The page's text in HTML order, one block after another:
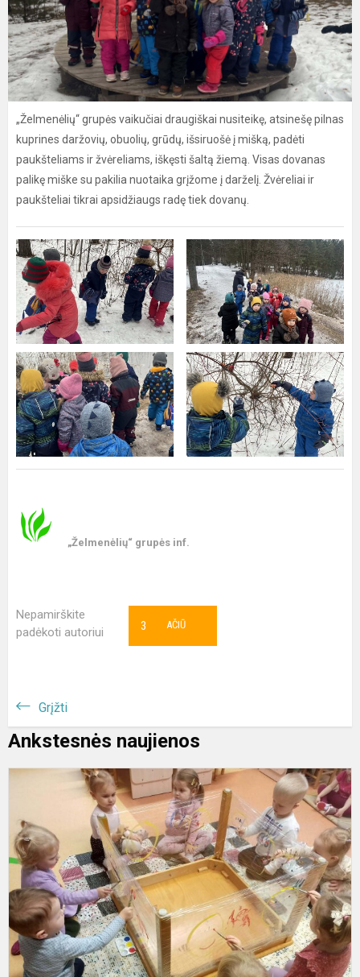
„Želmenėlių“ grupės vaikučiai draugiškai nusiteikę, atsinešę pilnas
kuprines daržovių, obuolių, grūdų, išsiruošė į mišką, padėti
paukšteliams ir žvėreliams, iškęsti šaltą žiemą. Visas dovanas
palikę miške su pakilia nuotaika grįžome į darželį. Žvėreliai ir
paukšteliai tikrai apsidžiaugs radę tiek dovanų.
„Želmenėlių“ grupės inf.
Nepamirškite
padėkoti autoriui
AČIŪ
3
Grįžti
Ankstesnės naujienos